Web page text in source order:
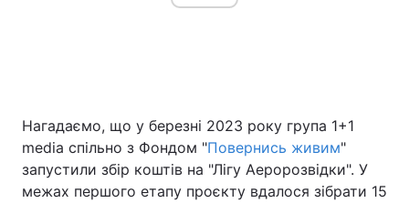
Нагадаємо, що у березні 2023 року група 1+1
media спільно з Фондом "Повернись живим"
запустили збір коштів на "Лігу Аеророзвідки". У
межах першого етапу проєкту вдалося зібрати 15